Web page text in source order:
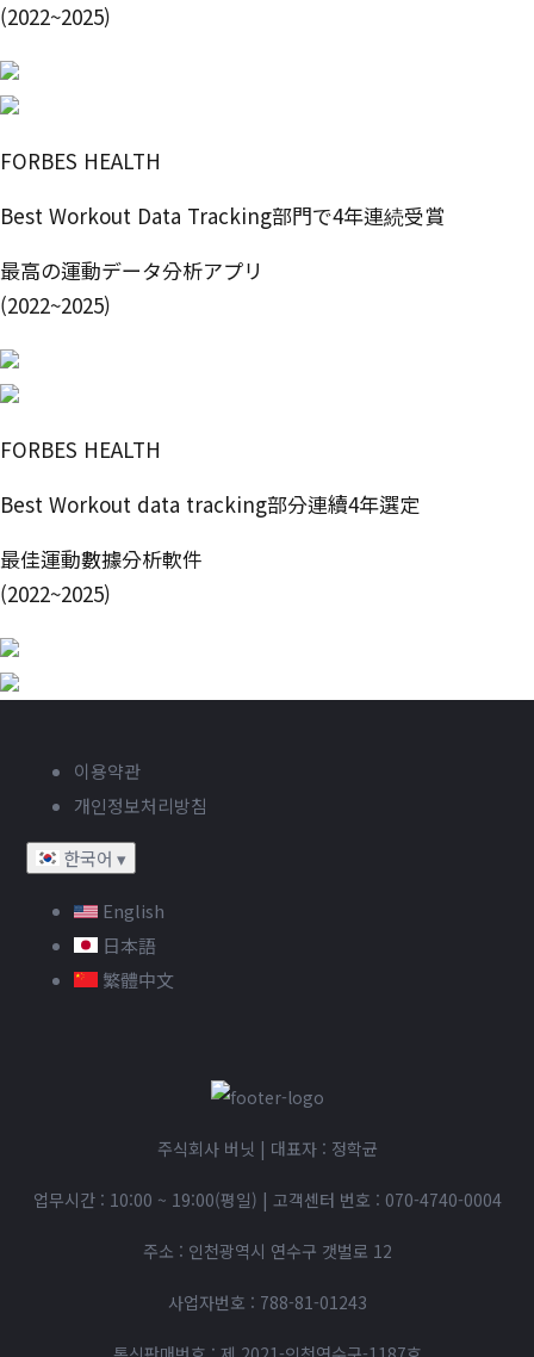
(2022~2025)
FORBES HEALTH
Best Workout Data Tracking部門で4年連続受賞
最高の運動データ分析アプリ
(2022~2025)
FORBES HEALTH
Best Workout data tracking部分連續4年選定
最佳運動數據分析軟件
(2022~2025)
이용약관
개인정보처리방침
한국어 ▾
English
日本語
繁體中文
주식회사 버닛 | 대표자 : 정학균
업무시간 : 10:00 ~ 19:00(평일) | 고객센터 번호 : 070-4740-0004
주소 : 인천광역시 연수구 갯벌로 12
사업자번호 : 788-81-01243